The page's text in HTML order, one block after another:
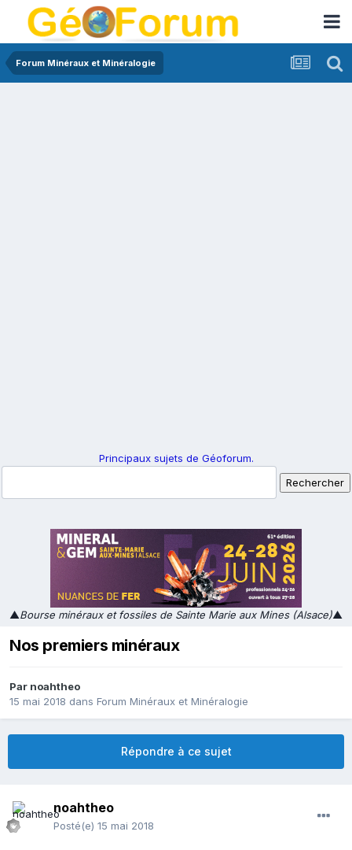
Forum Minéraux et Minéralogie
Principaux sujets de Géoforum.
▲Bourse minéraux et fossiles de Sainte Marie aux Mines (Alsace)▲
Nos premiers minéraux
Par noahtheo
15 mai 2018 dans Forum Minéraux et Minéralogie
Répondre à ce sujet
noahtheo
Posté(e) 15 mai 2018